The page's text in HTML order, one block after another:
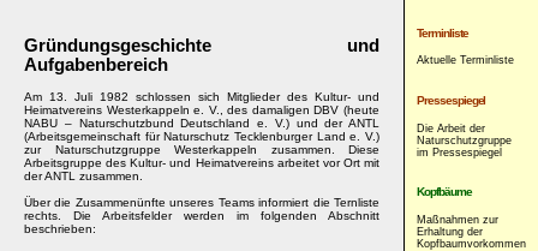
Gründungsgeschichte und
Aufgabenbereich
Am 13. Juli 1982 schlossen sich Mitglieder des Kultur- und
Heimatvereins Westerkappeln e. V., des damaligen DBV (heute
NABU – Naturschutzbund Deutschland e. V.) und der ANTL
(Arbeitsgemeinschaft für Naturschutz Tecklenburger Land e. V.)
zur Naturschutzgruppe Westerkappeln zusammen. Diese
Arbeitsgruppe des Kultur- und Heimatvereins arbeitet vor Ort mit
der ANTL zusammen.
Über die Zusammenünfte unseres Teams informiert die Ternliste
rechts. Die Arbeitsfelder werden im folgenden Abschnitt
beschrieben:
Terminliste
Aktuelle Terminliste
Pressespiegel
Die Arbeit der
Naturschutzgruppe
im Pressespiegel
Kopfbäume
Maßnahmen zur
Erhaltung der
Kopfbaumvorkommen